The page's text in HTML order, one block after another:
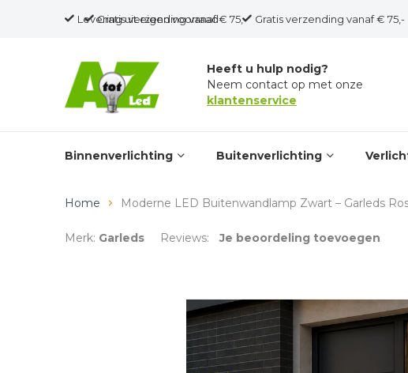
Binnenverlichting Buitenverlichting
Levering uit eigen voorraad Gratis verzending vanaf € 75,-
Gratis verzending vanaf € 75,-
Heeft u hulp nodig?
Neem contact op met onze
klantenservice
Home Moderne LED Buitenwandlamp Zwart – Garleds
Merk: Garleds Reviews: Je beoordeling toevoegen